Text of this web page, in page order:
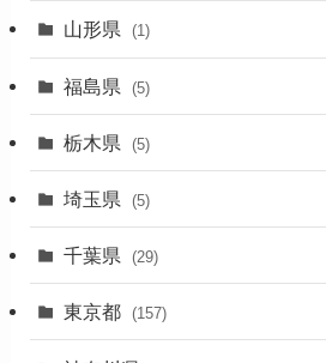
(1)
(1)
(3)
山形県 (1)
福島県 (5)
栃木県 (5)
埼玉県 (5)
千葉県 (29)
東京都 (157)